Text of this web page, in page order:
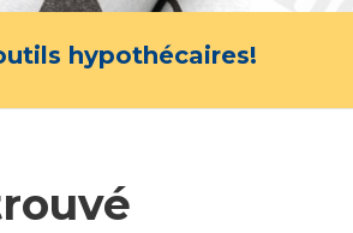
hypothécaires!